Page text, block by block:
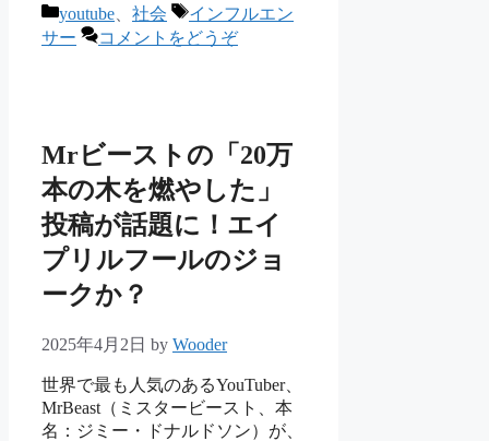
カ
テ
youtube 社会
タ
グ
インフルエン
サー
コメントをどうぞ
Mrビーストの「20万
本の木を燃やした」
投稿が話題に！エイ
プリルフールのジョ
ークか？
2025年4月2日 by Wooder
世界で最も人気のあるYouTuber、
MrBeast（ミスタービースト、本
名：ジミー・ドナルドソン）が、